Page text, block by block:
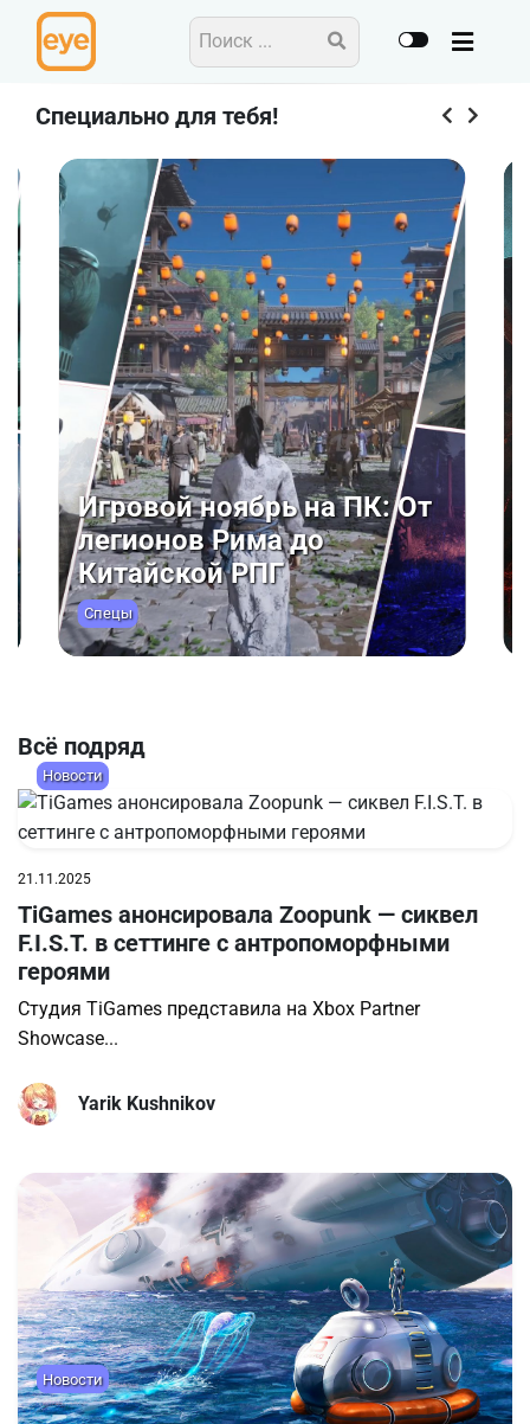
Специально для тебя!
Dying Light: The Beast —
Возвращение
Обзоры
Всё подряд
Новости
21.11.2025
TiGames анонсировала Zoopunk — сиквел
F.I.S.T. в сеттинге с антропоморфными
героями
Студия TiGames представила на Xbox Partner
Showcase...
Yarik Kushnikov
Новости